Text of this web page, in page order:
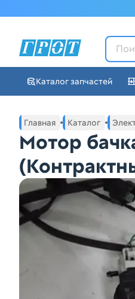
ГРОТ -
Каталог запчастей
Основное меню навигации
Главная Каталог
Мотор